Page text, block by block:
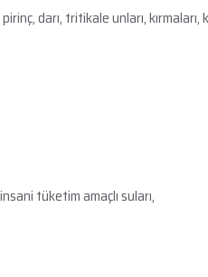
darı, tritikale unları, kırmaları,
tüketim amaçlı suları,